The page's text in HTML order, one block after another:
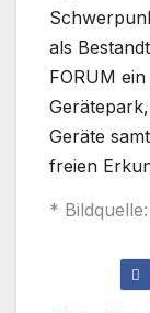
als
FORUM
Geräte
freien
*